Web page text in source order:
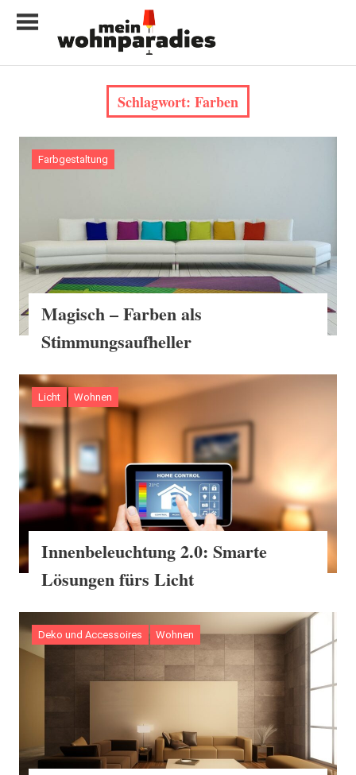
Inhalt
My
Schlagwort: Farben
Farbgestaltung
Magisch – Farben als
Stimmungsaufheller
Licht Wohnen
Innenbeleuchtung 2.0: Smarte
Lösungen fürs Licht
Deko und Accessoires Wohnen